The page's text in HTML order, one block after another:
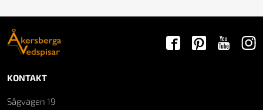
KONTAKT
Sågvägen 19